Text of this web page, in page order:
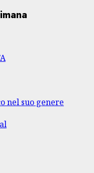
nel suo genere